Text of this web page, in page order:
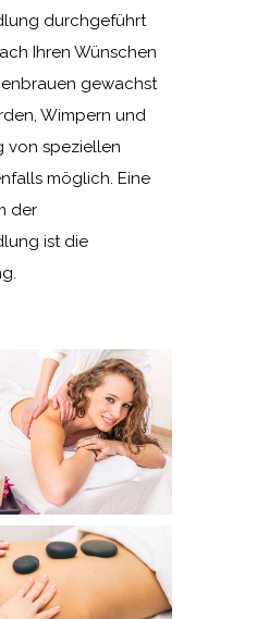
durchgeführt
Ihren Wünschen
gewachst
Wimpern und
von speziellen
möglich. Eine
der
ist die